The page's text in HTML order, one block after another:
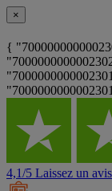
×
{
4,1/5 Laissez un avis